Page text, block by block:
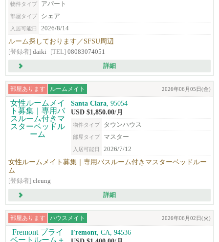
物件タイプ アパート
部屋タイプ シェア
入居可能日 2026/8/14
ルーム探しております／SFSU周辺
[登録者] daiki [TEL] 08083074051
詳細
部屋あります ルームメイト 2026年06月05日(金)
Santa Clara , 95054
USD $1,850.00/月
物件タイプ タウンハウス
部屋タイプ マスター
入居可能日 2026/7/12
女性ルームメイト募集｜専用バスルーム付きマスターベッドルー
ム
[登録者] cleung
詳細
部屋あります ハウスメイト 2026年06月02日(火)
Fremont , CA, 94536